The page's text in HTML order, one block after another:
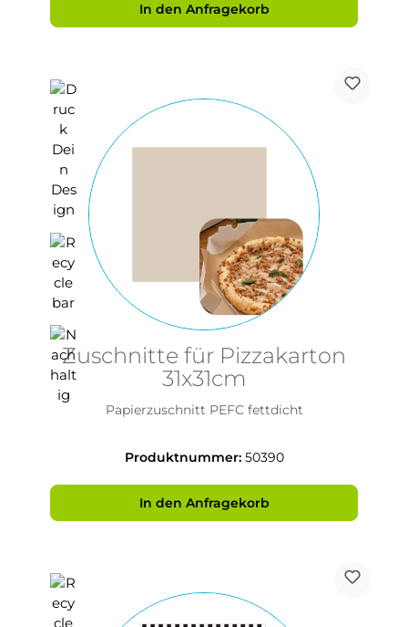
In den Anfragekorb
Zuschnitte für Pizzakarton
31x31cm
Papierzuschnitt PEFC fettdicht
Produktnummer: 50390
In den Anfragekorb